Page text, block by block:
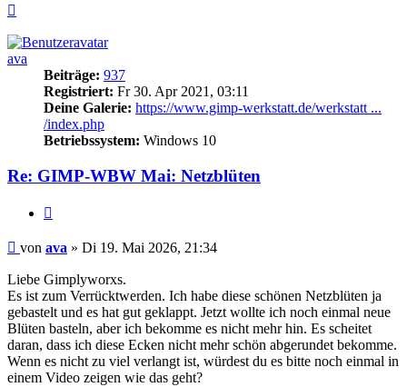
ava
Beiträge: 937
Registriert: Fr 30. Apr 2021, 03:11
Deine Galerie: https://www.gimp-werkstatt.de/werkstatt ...
/index.php
Betriebssystem: Windows 10
Re: GIMP-WBW Mai: Netzblüten
Beitrag
von ava » Di 19. Mai 2026, 21:34
Liebe Gimplyworxs.
Es ist zum Verrücktwerden. Ich habe diese schönen Netzblüten ja
gebastelt und es hat gut geklappt. Jetzt wollte ich noch einmal neue
Blüten basteln, aber ich bekomme es nicht mehr hin. Es scheitet
daran, dass ich diese Ecken nicht mehr schön abgerundet bekomme.
Wenn es nicht zu viel verlangt ist, würdest du es bitte noch einmal in
einem Video zeigen wie das geht?